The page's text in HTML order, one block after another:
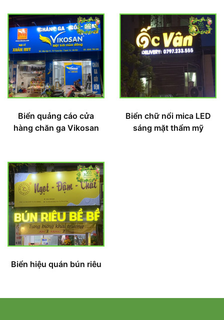
Biển quảng cáo cửa
hàng chăn ga Vikosan
Biển chữ nổi mica LED
sáng mặt thẩm mỹ
Biển hiệu quán bún riêu